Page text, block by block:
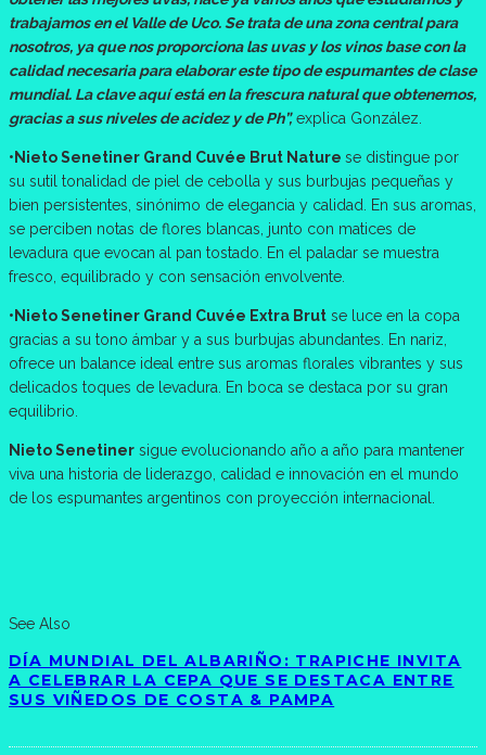
trabajamos en el Valle de Uco. Se trata de una zona central para
nosotros, ya que nos proporciona las uvas y los vinos base con la
calidad necesaria para elaborar este tipo de espumantes de clase
mundial. La clave aquí está en la frescura natural que obtenemos,
gracias a sus niveles de acidez y de Ph”,explica González.
•Nieto Senetiner Grand Cuvée Brut Nature se distingue por
su sutil tonalidad de piel de cebolla y sus burbujas pequeñas y
bien persistentes, sinónimo de elegancia y calidad. En sus aromas,
se perciben notas de flores blancas, junto con matices de
levadura que evocan al pan tostado. En el paladar se muestra
fresco, equilibrado y con sensación envolvente.
•Nieto Senetiner Grand Cuvée Extra Brut se luce en la copa
gracias a su tono ámbar y a sus burbujas abundantes. En nariz,
ofrece un balance ideal entre sus aromas florales vibrantes y sus
delicados toques de levadura. En boca se destaca por su gran
equilibrio.
Nieto Senetiner sigue evolucionando año a año para mantener
viva una historia de liderazgo, calidad e innovación en el mundo
de los espumantes argentinos con proyección internacional.
See Also
DÍA MUNDIAL DEL ALBARIÑO: TRAPICHE INVITA
A CELEBRAR LA CEPA QUE SE DESTACA ENTRE
SUS VIÑEDOS DE COSTA & PAMPA